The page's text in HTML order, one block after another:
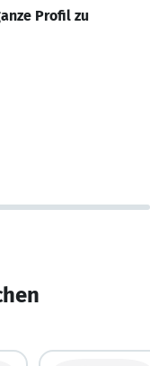
Profil zu